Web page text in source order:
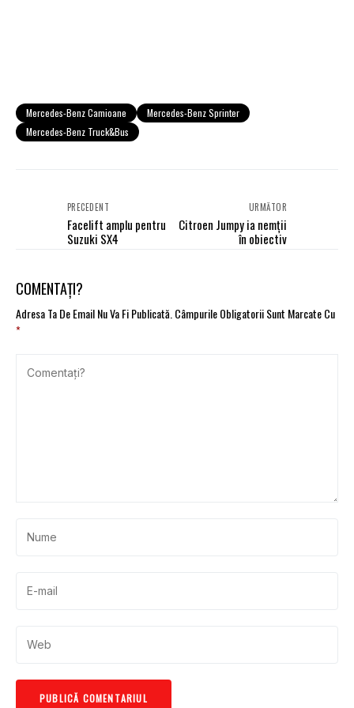
Mercedes-Benz Camioane
Mercedes-Benz Sprinter
Mercedes-Benz Truck&bus
PRECEDENT
Facelift amplu pentru
Suzuki SX4
URMĂTOR
Citroen Jumpy ia nemții
în obiectiv
COMENTAȚI?
Adresa Ta De Email Nu Va Fi Publicată.Câmpurile Obligatorii Sunt Marcate Cu
*